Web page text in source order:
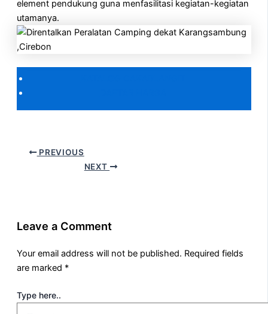
element pendukung guna menfasilitasi kegiatan-kegiatan
utamanya.
PREVIOUS
NEXT
Leave a Comment
Your email address will not be published. Required fields
are marked *
Type here..